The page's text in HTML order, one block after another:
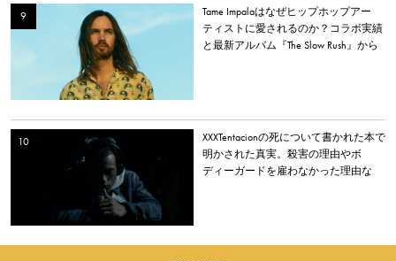
Tame Impalaはなぜヒップホップアー
ティストに愛されるのか？コラボ実績
と最新アルバム『The Slow Rush』から
XXXTentacionの死について書かれた本で
明かされた真実。殺害の理由やボ
ディーガードを雇わなかった理由な